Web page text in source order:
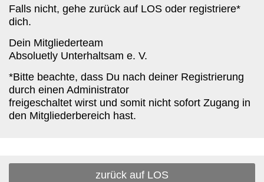
Falls nicht, gehe zurück auf LOS oder registriere*
dich.
Dein Mitgliederteam
Absoluetly Unterhaltsam e. V.
*Bitte beachte, dass Du nach deiner Registrierung
durch einen Administrator
freigeschaltet wirst und somit nicht sofort Zugang in
den Mitgliederbereich hast.
zurück auf LOS